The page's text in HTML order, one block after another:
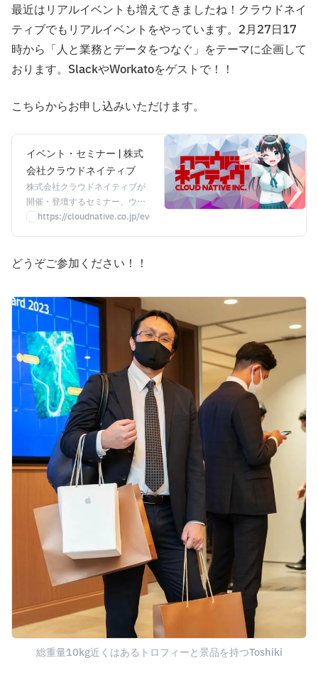
最近はリアルイベントも増えてきましたね！クラウドネイ
ティブでもリアルイベントをやっています。2月27日17
時から「人と業務とデータをつなぐ」をテーマに企画して
おります。SlackやWorkatoをゲストで！！
こちらからお申し込みいただけます。
イベント・セミナー | 株式
会社クラウドネイティブ
株式会社クラウドネイティブが
開催・登壇するセミナー、ウェ
ビナー、イベント情報をお届け
https://cloudnative.co.jp/event/josystalk202302
どうぞご参加ください！！
総重量10kg近くはあるトロフィーと景品を持つToshiki